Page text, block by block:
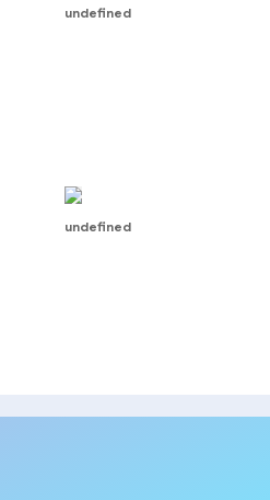
undefined
undefined